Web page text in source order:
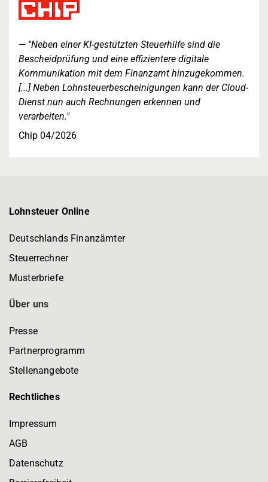
"Neben einer KI-gestützten Steuerhilfe sind die
Bescheidprüfung und eine effizientere digitale
Kommunikation mit dem Finanzamt hinzugekommen.
[...] Neben Lohnsteuerbescheinigungen kann der Cloud-
Dienst nun auch Rechnungen erkennen und
verarbeiten."
Chip 04/2026
Lohnsteuer Online
Deutschlands Finanzämter
Steuerrechner
Musterbriefe
Über uns
Presse
Partnerprogramm
Stellenangebote
Rechtliches
Impressum
AGB
Datenschutz